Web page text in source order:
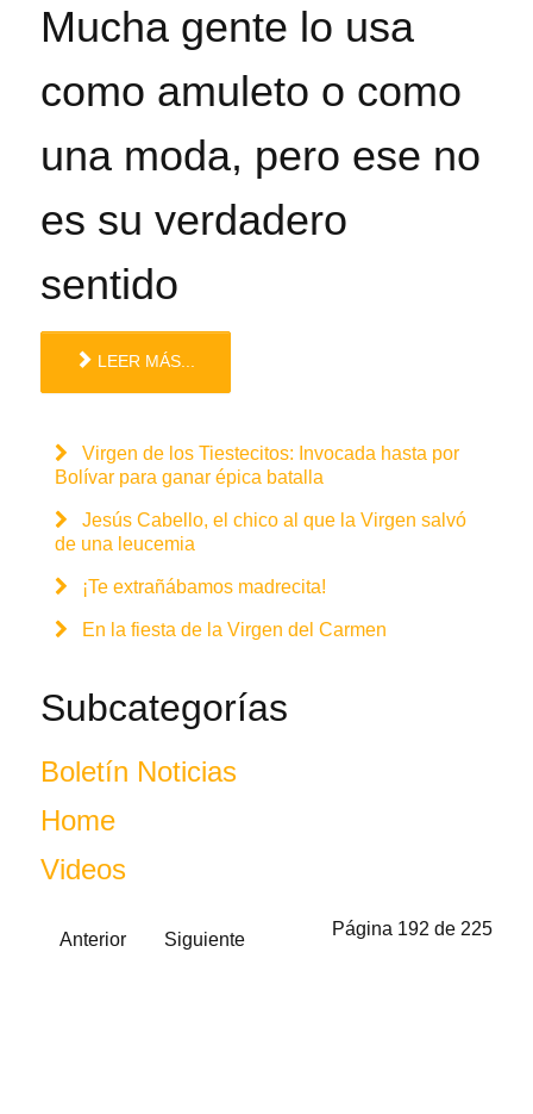
Mucha gente lo usa
como amuleto o como
una moda, pero ese no
es su verdadero
sentido
LEER MÁS...
Virgen de los Tiestecitos: Invocada hasta por
Bolívar para ganar épica batalla
Jesús Cabello, el chico al que la Virgen salvó
de una leucemia
¡Te extrañábamos madrecita!
En la fiesta de la Virgen del Carmen
Subcategorías
Boletín Noticias
Home
Videos
Página 192 de 225
Anterior Siguiente